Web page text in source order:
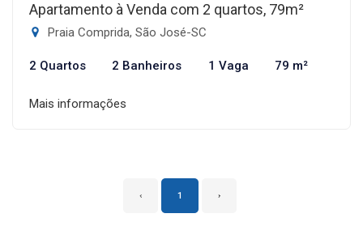
Apartamento à Venda com 2 quartos, 79m²
Praia Comprida, São José-SC
2 Quartos 2 Banheiros 1 Vaga 79 m²
Mais informações
‹ 1 ›